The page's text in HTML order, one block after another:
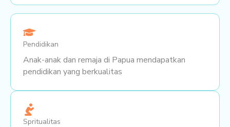
Pendidikan
Anak-anak dan remaja di Papua mendapatkan
pendidikan yang berkualitas
Spritualitas